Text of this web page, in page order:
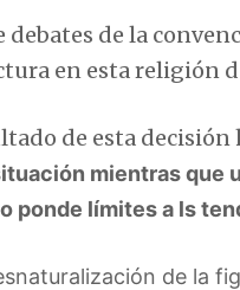
de la
en esta religión
de esta
mientras que
ponde límites a ls
de la